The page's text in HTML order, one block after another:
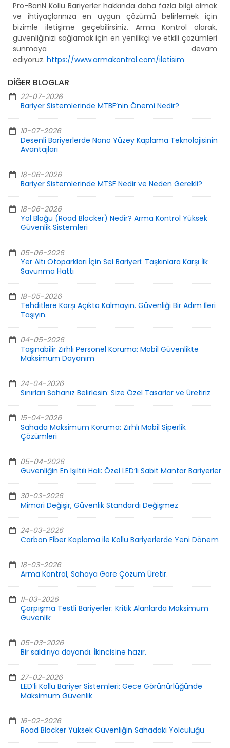
Pro-BanN Kollu Bariyerler hakkında daha fazla bilgi almak
ve ihtiyaçlarınıza en uygun çözümü belirlemek için
bizimle iletişime geçebilirsiniz. Arma Kontrol olarak,
güvenliğinizi sağlamak için en yenilikçi ve etkili çözümleri
sunmaya devam
ediyoruz. https://www.armakontrol.com/iletisim
DIĞER BLOGLAR
22-07-2026
Bariyer Sistemlerinde MTBF’nin Önemi Nedir?
10-07-2026
Desenli Bariyerlerde Nano Yüzey Kaplama Teknolojisinin
Avantajları
18-06-2026
Bariyer Sistemlerinde MTSF Nedir ve Neden Gerekli?
18-06-2026
Yol Bloğu (Road Blocker) Nedir? Arma Kontrol Yüksek
Güvenlik Sistemleri
05-06-2026
Yer Altı Otoparkları İçin Sel Bariyeri: Taşkınlara Karşı İlk
Savunma Hattı
18-05-2026
Tehditlere Karşı Açıkta Kalmayın. Güvenliği Bir Adım İleri
Taşıyın.
04-05-2026
Taşınabilir Zırhlı Personel Koruma: Mobil Güvenlikte
Maksimum Dayanım
24-04-2026
Sınırları Sahanız Belirlesin: Size Özel Tasarlar ve Üretiriz
15-04-2026
Sahada Maksimum Koruma: Zırhlı Mobil Siperlik
Çözümleri
05-04-2026
Güvenliğin En Işıltılı Hali: Özel LED’li Sabit Mantar Bariyerler
30-03-2026
Mimari Değişir, Güvenlik Standardı Değişmez
24-03-2026
Carbon Fiber Kaplama ile Kollu Bariyerlerde Yeni Dönem
18-03-2026
Arma Kontrol, Sahaya Göre Çözüm Üretir.
11-03-2026
Çarpışma Testli Bariyerler: Kritik Alanlarda Maksimum
Güvenlik
05-03-2026
Bir saldırıya dayandı. İkincisine hazır.
27-02-2026
LED’li Kollu Bariyer Sistemleri: Gece Görünürlüğünde
Maksimum Güvenlik
16-02-2026
Road Blocker Yüksek Güvenliğin Sahadaki Yolculuğu